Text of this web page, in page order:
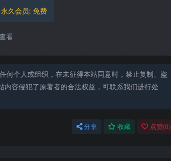
永久会员: 免费
看
何个人或组织，在未征得本站同意时，禁止复制、盗
容侵犯了原著者的合法权益，可联系我们进行处
分享 收藏 点赞(0)